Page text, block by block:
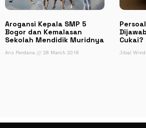
Arogansi Kepala SMP 5
Bogor dan Kemalasan
Sekolah Mendidik Muridnya
Aris Perdana 28 March 2018
Cukai?
Jibal